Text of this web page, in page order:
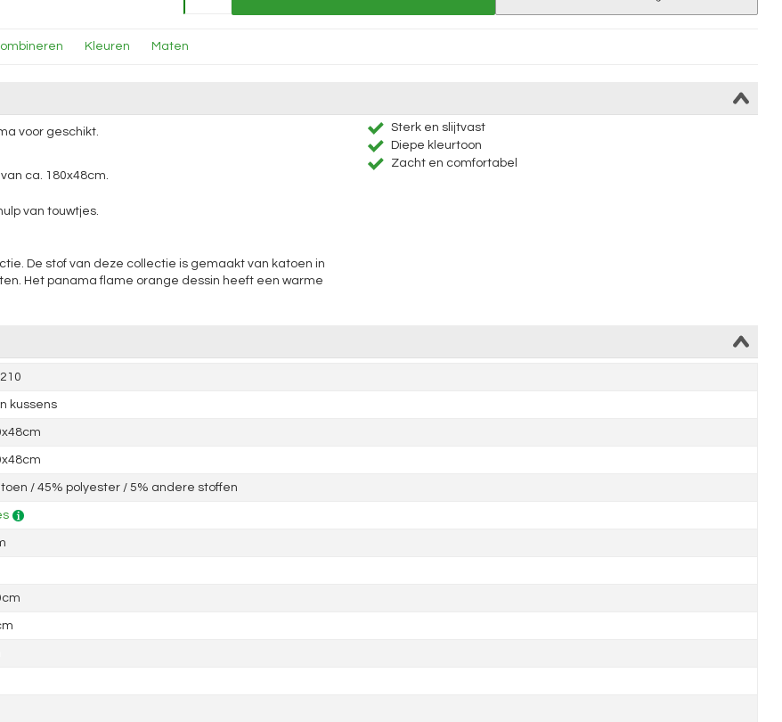
Kleuren Maten
voor geschikt.
ca. 180x48cm.
van touwtjes.
De stof van deze collectie is gemaakt van katoen in
Het panama flame orange dessin heeft een warme
Sterk en slijtvast
Diepe kleurtoon
Zacht en comfortabel
kussens
/ 45% polyester / 5% andere stoffen